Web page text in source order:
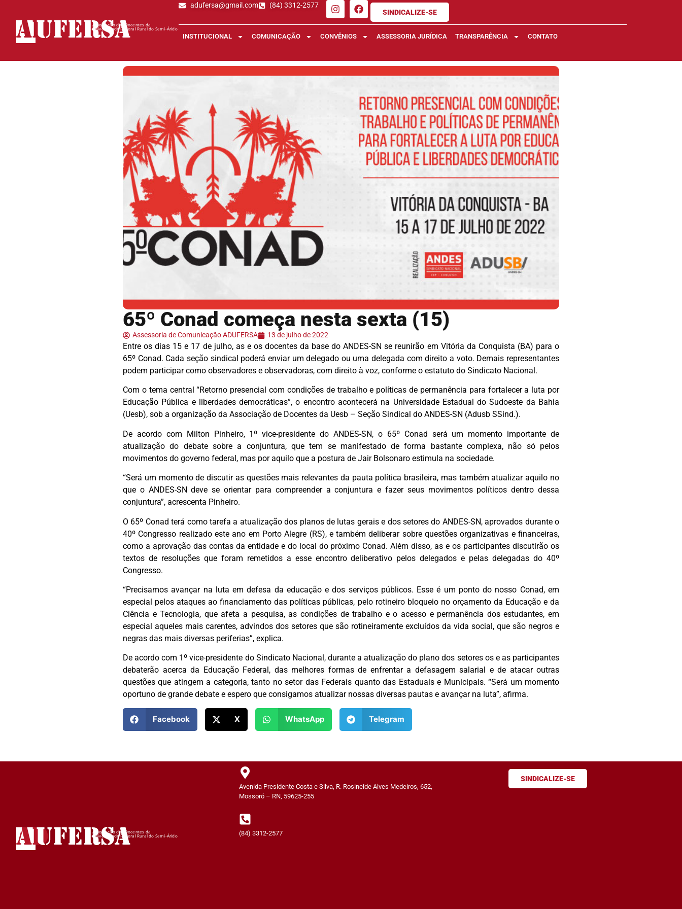
ADUFERSA
Associação dos Docentes da
Universidade Federal Rural do Semi-Árido
adufersa@gmail.com
(84) 3312-2577
SINDICALIZE-SE
INSTITUCIONAL COMUNICAÇÃO CONVÊNIOS ASSESSORIA JURÍDICA TRANSPARÊNCIA CONTATO
65º Conad começa nesta sexta (15)
Assessoria de Comunicação ADUFERSA 13 de julho de 2022
Entre os dias 15 e 17 de julho, as e os docentes da base do ANDES-SN se reunirão em Vitória da Conquista (BA) para o
65º Conad. Cada seção sindical poderá enviar um delegado ou uma delegada com direito a voto. Demais representantes
podem participar como observadores e observadoras, com direito à voz, conforme o estatuto do Sindicato Nacional.
Com o tema central “Retorno presencial com condições de trabalho e políticas de permanência para fortalecer a luta por
Educação Pública e liberdades democráticas”, o encontro acontecerá na Universidade Estadual do Sudoeste da Bahia
(Uesb), sob a organização da Associação de Docentes da Uesb – Seção Sindical do ANDES-SN (Adusb SSind.).
De acordo com Milton Pinheiro, 1º vice-presidente do ANDES-SN, o 65º Conad será um momento importante de
atualização do debate sobre a conjuntura, que tem se manifestado de forma bastante complexa, não só pelos
movimentos do governo federal, mas por aquilo que a postura de Jair Bolsonaro estimula na sociedade.
“Será um momento de discutir as questões mais relevantes da pauta política brasileira, mas também atualizar aquilo no
que o ANDES-SN deve se orientar para compreender a conjuntura e fazer seus movimentos políticos dentro dessa
conjuntura”, acrescenta Pinheiro.
O 65º Conad terá como tarefa a atualização dos planos de lutas gerais e dos setores do ANDES-SN, aprovados durante o
40º Congresso realizado este ano em Porto Alegre (RS), e também deliberar sobre questões organizativas e financeiras,
como a aprovação das contas da entidade e do local do próximo Conad. Além disso, as e os participantes discutirão os
textos de resoluções que foram remetidos a esse encontro deliberativo pelos delegados e pelas delegadas do 40º
Congresso.
“Precisamos avançar na luta em defesa da educação e dos serviços públicos. Esse é um ponto do nosso Conad, em
especial pelos ataques ao financiamento das políticas públicas, pelo rotineiro bloqueio no orçamento da Educação e da
Ciência e Tecnologia, que afeta a pesquisa, as condições de trabalho e o acesso e permanência dos estudantes, em
especial aqueles mais carentes, advindos dos setores que são rotineiramente excluídos da vida social, que são negros e
negras das mais diversas periferias”, explica.
De acordo com 1º vice-presidente do Sindicato Nacional, durante a atualização do plano dos setores os e as participantes
debaterão acerca da Educação Federal, das melhores formas de enfrentar a defasagem salarial e de atacar outras
questões que atingem a categoria, tanto no setor das Federais quanto das Estaduais e Municipais. “Será um momento
oportuno de grande debate e espero que consigamos atualizar nossas diversas pautas e avançar na luta”, afirma.
Facebook X WhatsApp Telegram
ADUFERSA
Associação dos Docentes da
Universidade Federal Rural do Semi-Árido
Avenida Presidente Costa e Silva, R. Rosineide Alves Medeiros, 652,
Mossoró – RN, 59625-255
(84) 3312-2577
SINDICALIZE-SE